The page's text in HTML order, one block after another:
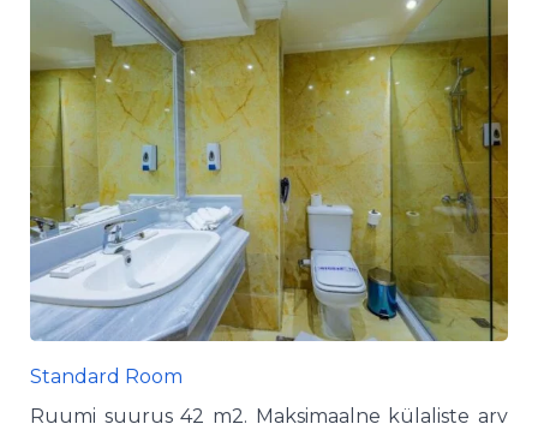
Standard Room
Ruumi suurus 42 m2. Maksimaalne külaliste arv